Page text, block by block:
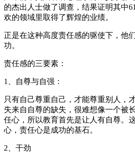
的杰出人士做了调查，结果证明其中
欢的领域里取得了辉煌的业绩。
正是在这种高度责任感的驱使下，他
功。
责任感的三要素：
1、自尊与自强：
只有自己尊重自己，才能尊重别人，
失来自自尊的缺失，很难想像一个被
任心，所以教育首先是让人有自尊。
心，责任心是成功的基石。
2、干劲